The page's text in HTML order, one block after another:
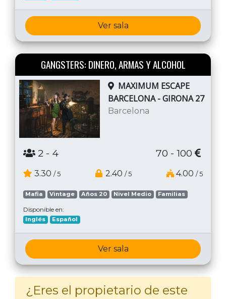
Ver sala
GANGSTERS: DINERO, ARMAS Y ALCOHOL
MAXIMUM ESCAPE
BARCELONA - GIRONA 27
Barcelona
2 - 4 70 - 100
3.30 / 5 2.40 / 5 4.00 / 5
Mafia Vintage Años 20 Nivel Medio Familias
Disponible en:
Inglés Español
Ver sala
¿Eres el propietario de este